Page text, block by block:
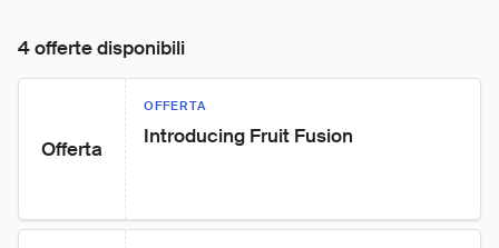
4 offerte disponibili
Offerta
OFFERTA
Introducing Fruit Fusion